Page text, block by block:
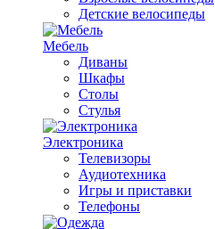
Детские велосипеды
Мебель
Диваны
Шкафы
Столы
Стулья
Электроника
Телевизоры
Аудиотехника
Игры и приставки
Телефоны